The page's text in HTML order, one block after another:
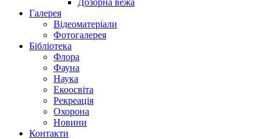
Дозорна вежа
Галерея
Відеоматеріали
Фотогалерея
Бібліотека
Флора
Фауна
Наука
Екоосвіта
Рекреація
Охорона
Новини
Контакти